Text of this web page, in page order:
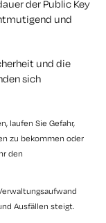
der Public Key
und
und die
sich
laufen Sie Gefahr,
zu bekommen oder
den
Ausfällen steigt.